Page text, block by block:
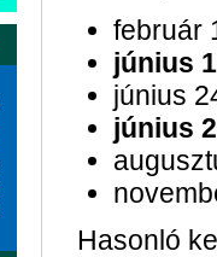
február
június
június
június
Hasonló